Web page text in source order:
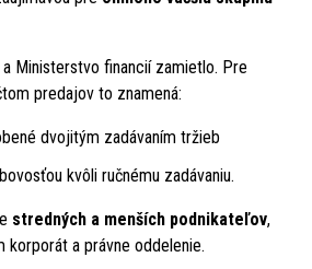
a Ministerstvo financií zamietlo. Pre
predajov to znamená:
dvojitým zadávaním tržieb
kvôli ručnému zadávaniu.
stredných a menších podnikateľov,
korporát a právne oddelenie.